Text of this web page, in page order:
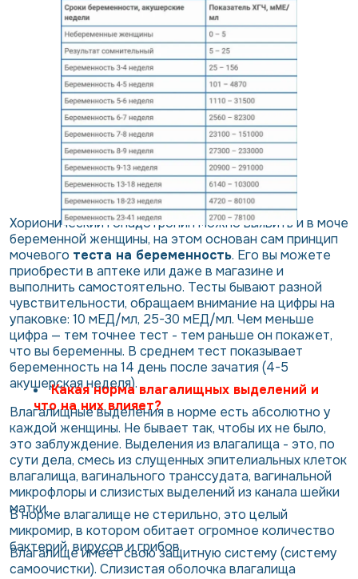
Хорионический гонадотропин можно выявить и в моче
беременной женщины, на этом основан сам принцип
мочевого теста на беременность. Его вы можете
приобрести в аптеке или даже в магазине и
выполнить самостоятельно. Тесты бывают разной
чувствительности, обращаем внимание на цифры на
упаковке: 10 мЕД/мл, 25-30 мЕД/мл. Чем меньше
цифра — тем точнее тест - тем раньше он покажет,
что вы беременны. В среднем тест показывает
беременность на 14 день после зачатия (4-5
акушерская неделя).
Какая норма влагалищных выделений и
что на них влияет?
Влагалищные выделения в норме есть абсолютно у
каждой женщины. Не бывает так, чтобы их не было,
это заблуждение. Выделения из влагалища - это, по
сути дела, смесь из слущенных эпителиальных клеток
влагалища, вагинального транссудата, вагинальной
микрофлоры и слизистых выделений из канала шейки
матки.
В норме влагалище не стерильно, это целый
микромир, в котором обитает огромное количество
бактерий, вирусов и грибов.
Влагалище имеет свою защитную систему (систему
самоочистки). Слизистая оболочка влагалища